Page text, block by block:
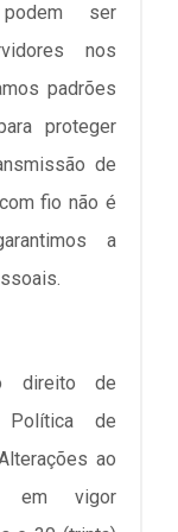
ser
nos
padrões
proteger
de
fio não é
a
o direito de
Política de
ao
em vigor